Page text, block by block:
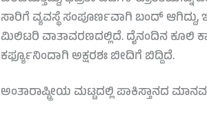
ಸಾರಿಗೆ ವ್ಯವಸ್ಥೆ ಸಂಪೂರ್ಣವಾಗಿ ಬಂದ್ ಆಗಿದ್ದು,
ಮಿಲಿಟರಿ ವಾತಾವರಣದಲ್ಲಿದೆ. ದೈನಂದಿನ ಕೂಲಿ
ಕರ್ಫ್ಯೂನಿಂದಾಗಿ ಅಕ್ಷರಶಃ ಬೀದಿಗೆ ಬಿದ್ದಿದೆ.
ಅಂತಾರಾಷ್ಟ್ರೀಯ ಮಟ್ಟದಲ್ಲಿ ಪಾಕಿಸ್ತಾನದ